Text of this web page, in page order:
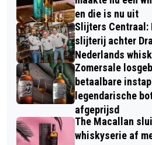
en die is nu uit
Slijters Centraal:
slijterij achter
Nederlands
Zomersale
betaalbare
legendarische
afgeprijsd
The Macallan
whiskyserie af